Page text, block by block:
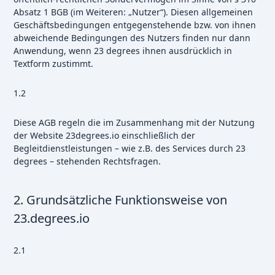
Absatz 1 BGB (im Weiteren: „Nutzer“). Diesen allgemeinen
Geschäftsbedingungen entgegenstehende bzw. von ihnen
abweichende Bedingungen des Nutzers finden nur dann
Anwendung, wenn 23 degrees ihnen ausdrücklich in
Textform zustimmt.
1.2
Diese AGB regeln die im Zusammenhang mit der Nutzung
der Website 23degrees.io einschließlich der
Begleitdienstleistungen – wie z.B. des Services durch 23
degrees – stehenden Rechtsfragen.
2. Grundsätzliche Funktionsweise von
23.degrees.io
2.1